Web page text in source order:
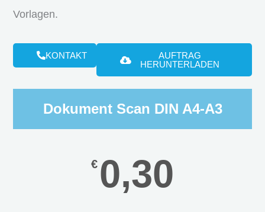
Vorlagen.
KONTAKT
AUFTRAG
HERUNTERLADEN
Dokument Scan DIN A4-A3
€ 0,30